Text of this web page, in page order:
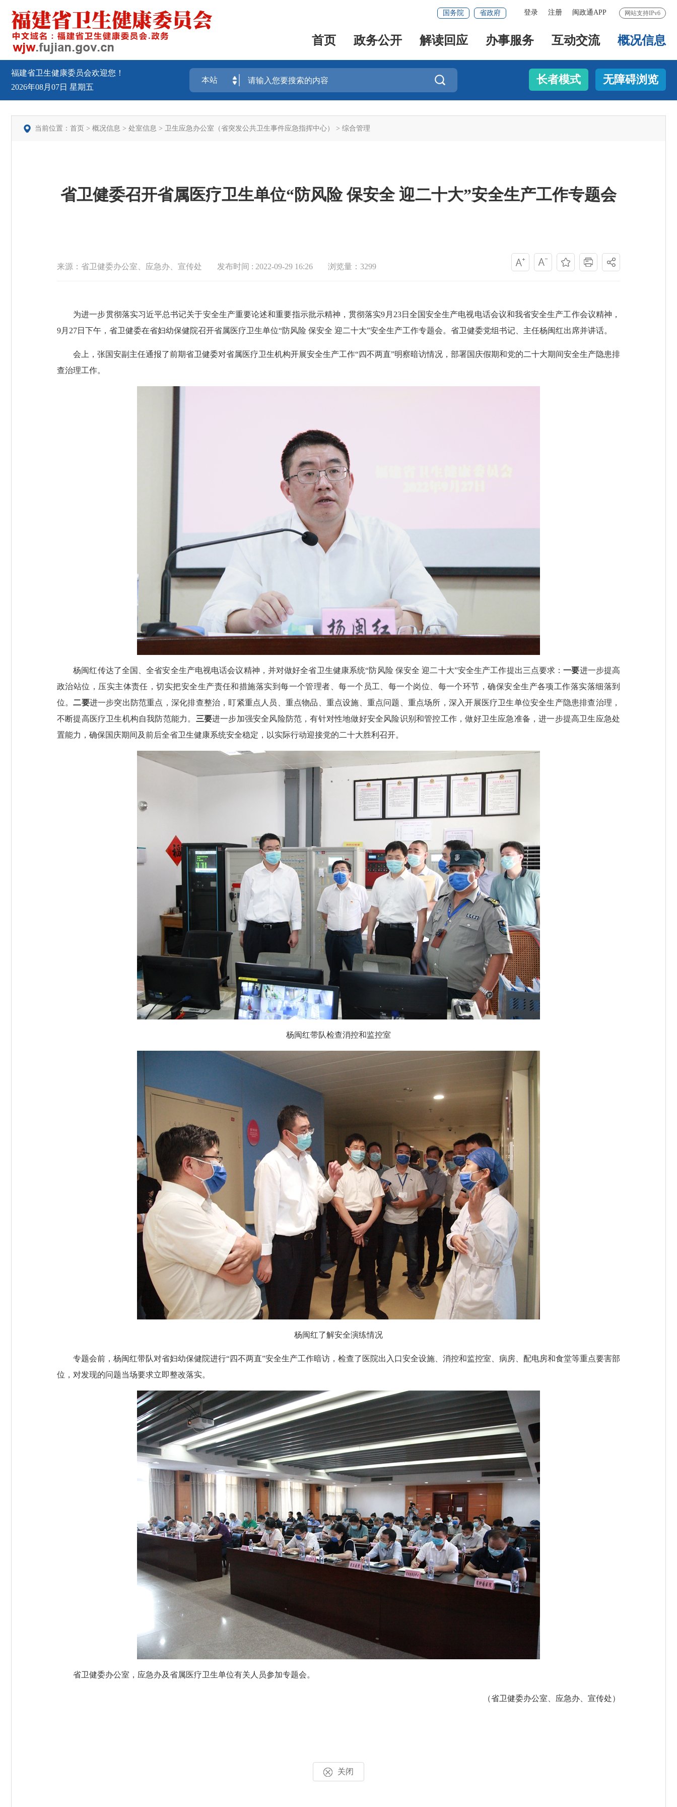
网站支持IPv6
登录 注册 闽政通APP
国务院 省政府
首页 政务公开 解读回应 办事服务 互动交流 概况信息
福建省卫生健康委员会欢迎您！
2026年08月07日 星期五
 长者模式 无障碍浏览
当前位置： 首页 > 概况信息 > 处室信息 > 卫生应急办公室（省突发公共卫生事件应急指挥中心） > 综合管理
省卫健委召开省属医疗卫生单位“防风险 保安全 迎二十大”安全生产工作专题会
来源：省卫健委办公室、应急办、宣传处 发布时间 : 2022-09-29 16:26 浏览量：3299
为进一步贯彻落实习近平总书记关于安全生产重要论述和重要指示批示精神，贯彻落实9月23日全国安全生产电视电话会议和我省安全生产工作会议精神，
9月27日下午，省卫健委在省妇幼保健院召开省属医疗卫生单位“防风险 保安全 迎二十大”安全生产工作专题会。省卫健委党组书记、主任杨闽红出席并讲话。
会上，张国安副主任通报了前期省卫健委对省属医疗卫生机构开展安全生产工作“四不两直”明察暗访情况，部署国庆假期和党的二十大期间安全生产隐患排
查治理工作。
杨闽红传达了全国、全省安全生产电视电话会议精神，并对做好全省卫生健康系统“防风险 保安全 迎二十大”安全生产工作提出三点要求：一要进一步提高
政治站位，压实主体责任，切实把安全生产责任和措施落实到每一个管理者、每一个员工、每一个岗位、每一个环节，确保安全生产各项工作落实落细落到
位。二要进一步突出防范重点，深化排查整治，盯紧重点人员、重点物品、重点设施、重点问题、重点场所，深入开展医疗卫生单位安全生产隐患排查治理，
不断提高医疗卫生机构自我防范能力。 三要进一步加强安全风险防范，有针对性地做好安全风险识别和管控工作，做好卫生应急准备，进一步提高卫生应急处
置能力，确保国庆期间及前后全省卫生健康系统安全稳定，以实际行动迎接党的二十大胜利召开。
杨闽红带队检查消控和监控室
杨闽红了解安全演练情况
专题会前，杨闽红带队对省妇幼保健院进行“四不两直”安全生产工作暗访，检查了医院出入口安全设施、消控和监控室、病房、配电房和食堂等重点要害部
位，对发现的问题当场要求立即整改落实。
省卫健委办公室，应急办及省属医疗卫生单位有关人员参加专题会。
（省卫健委办公室、应急办、宣传处）
关闭